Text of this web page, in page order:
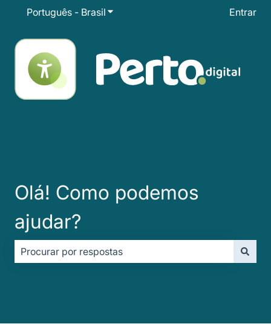
Português - Brasil Mostrar submenu para traduções
Entrar
Olá! Como podemos
ajudar?